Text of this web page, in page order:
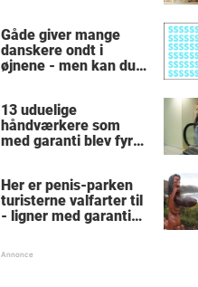
Gåde giver mange
danskere ondt i
øjnene - men kan du
13 uduelige
håndværkere som
med garanti blev fyret
Her er penis-parken
turisterne valfarter til
- ligner med garanti